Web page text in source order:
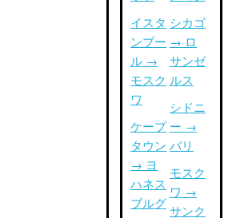
イスタ
ンブー
ル →
モスク
ワ
ケープ
タウン
→ ヨ
ハネス
ブルグ
シカゴ
→ ロ
サンゼ
ルス
シドニ
ー →
バリ
モスク
ワ →
サンク